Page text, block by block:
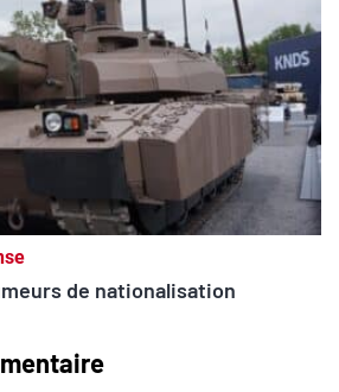
de nationalisation